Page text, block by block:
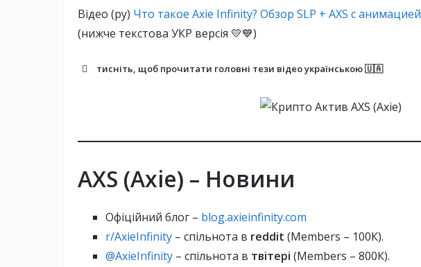
Відео (ру) Что такое Axie Infinity? Обзор SLP + AXS с анимацией
(нижче текстова УКР версія 💛💙)
тисніть, щоб прочитати головні тези відео українською 🇺🇦
AXS (Axie) – Новини
Офіційний блог – blog.axieinfinity.com
r/AxieInfinity – спільнота в reddit (Members – 100К).
@AxieInfinity – спільнота в твітері (Members – 800К).